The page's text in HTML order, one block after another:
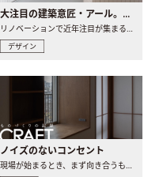
大注目の建築意匠・アール。人気の理由と空間に取り入れるポイント
リノベーションで近年注目が集まる建築意匠の一つであるアール..
デザイン
ノイズのないコンセント
現場が始まるとき、まず向き合うものの一つがコンセントです..